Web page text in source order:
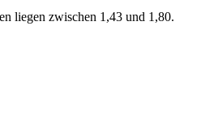
liegen zwischen 1,43 und 1,80.